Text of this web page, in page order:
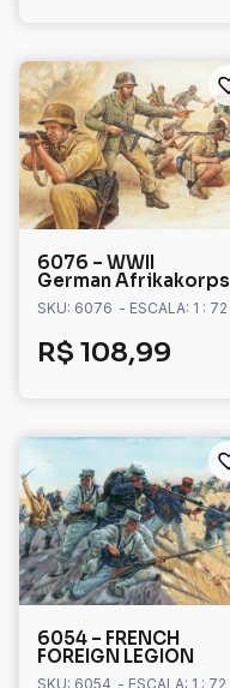
6076 – WWII
German Afrikakorps
SKU: 6076 - ESCALA: 1 : 72
R$ 108,99
6054 – FRENCH
FOREIGN LEGION
SKU: 6054 - ESCALA: 1 : 72